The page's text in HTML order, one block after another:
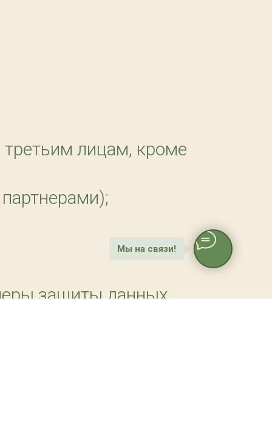
третьим лицам, кроме
защиты данных,
Мы на связи!